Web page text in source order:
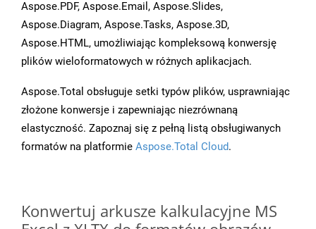
Aspose.PDF, Aspose.Email, Aspose.Slides,
Aspose.Diagram, Aspose.Tasks, Aspose.3D,
Aspose.HTML, umożliwiając kompleksową konwersję
plików wieloformatowych w różnych aplikacjach.
Aspose.Total obsługuje setki typów plików, usprawniając
złożone konwersje i zapewniając niezrównaną
elastyczność. Zapoznaj się z pełną listą obsługiwanych
formatów na platformie Aspose.Total Cloud.
Konwertuj arkusze kalkulacyjne MS